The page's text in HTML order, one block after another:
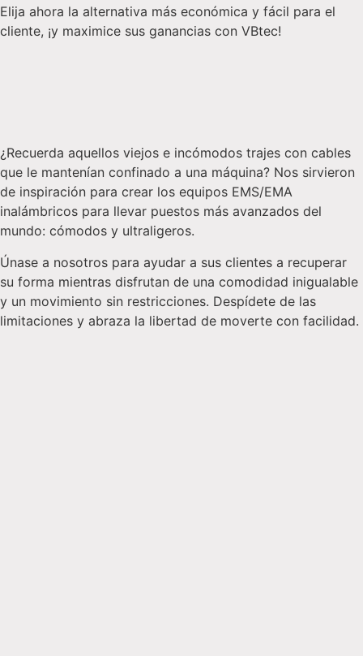
Elija ahora la alternativa más económica y fácil para el
cliente, ¡y maximice sus ganancias con VBtec!
¿Recuerda aquellos viejos e incómodos trajes con cables
que le mantenían confinado a una máquina? Nos sirvieron
de inspiración para crear los equipos EMS/EMA
inalámbricos para llevar puestos más avanzados del
mundo: cómodos y ultraligeros.
Únase a nosotros para ayudar a sus clientes a recuperar
su forma mientras disfrutan de una comodidad inigualable
y un movimiento sin restricciones. Despídete de las
limitaciones y abraza la libertad de moverte con facilidad.